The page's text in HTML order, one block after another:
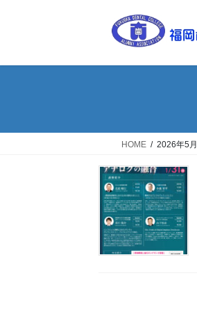
HOME 2026年5月